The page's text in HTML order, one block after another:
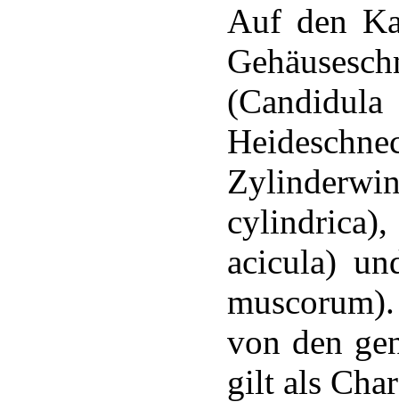
Auf den
acicula)
von den
gilt als